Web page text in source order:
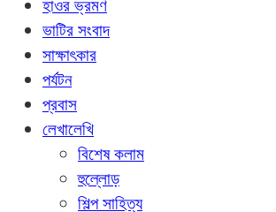
হাওর ভ্রমণ
ভাটির সংবাদ
সাক্ষাৎকার
পর্যটন
প্রবাস
লেখালেখি
বিশেষ কলাম
হুল্লোড়
শিল্প সাহিত্য